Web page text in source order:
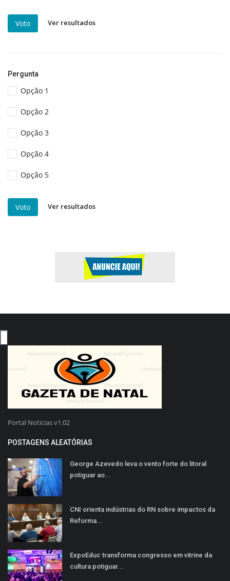
Voto Ver resultados
Pergunta
Opção 1
Opção 2
Opção 3
Opção 4
Opção 5
Voto Ver resultados
Portal Noticias v1.02
POSTAGENS ALEATÓRIAS
George Azevedo leva o vento forte do litoral
potiguar ao...
CNI orienta indústrias do RN sobre impactos da
Reforma...
ExpoEduc transforma congresso em vitrine da
cultura potiguar...